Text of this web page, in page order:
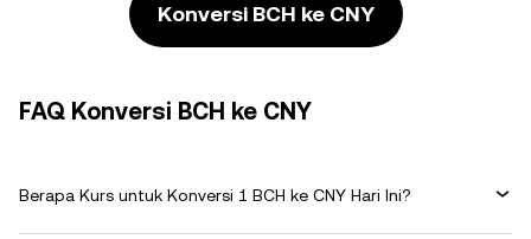
Konversi BCH ke CNY
FAQ Konversi BCH ke CNY
Berapa Kurs untuk Konversi 1 BCH ke CNY Hari Ini?